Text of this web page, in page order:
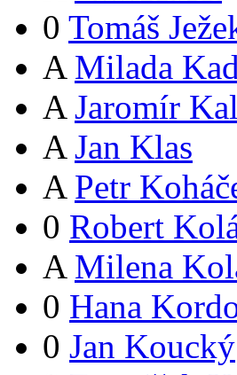
0 Tomáš
A Milada
A Jaromír
A Jan Klas
A Petr
0 Robert
A Milena
0 Hana
0 Jan Koucký